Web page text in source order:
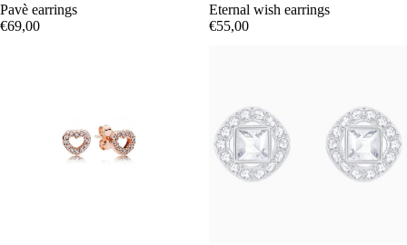
Pavè earrings
€69,00
Eternal wish earrings
€55,00